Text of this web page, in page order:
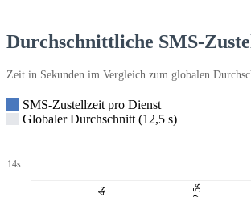
Durchschnittliche SMS-
Zeit in Sekunden im Vergleich zum globalen
SMS-Zustellzeit pro Dienst
Globaler Durchschnitt (12,5 s)
14s